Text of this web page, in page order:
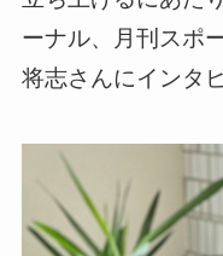
ーナル、月刊スポ
将志さんにインタ